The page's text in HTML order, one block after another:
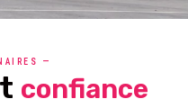
—
confiance